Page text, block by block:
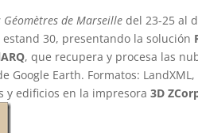
Géomètres de Marseille del 23-25 al
30, presentando la solución
, que recupera y procesa las
Earth. Formatos:
y edificios en la impresora3D